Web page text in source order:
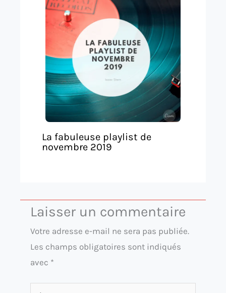
La fabuleuse playlist de
novembre 2019
Laisser un commentaire
Votre adresse e-mail ne sera pas publiée.
Les champs obligatoires sont indiqués
avec *
Écrivez